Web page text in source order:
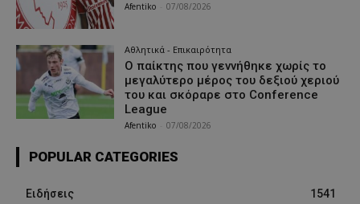
Afentiko 07/08/2026
Αθλητικά - Επικαιρότητα
Ο παίκτης που γεννήθηκε χωρίς το
μεγαλύτερο μέρος του δεξιού χεριού
του και σκόραρε στο Conference
League
Afentiko 07/08/2026
POPULAR CATEGORIES
Ειδήσεις
1541